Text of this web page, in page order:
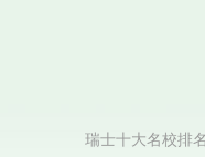
瑞士十大名校排